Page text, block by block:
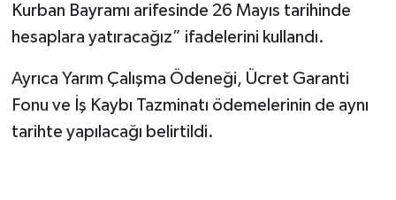
Kurban Bayramı arifesinde 26 Mayıs tarihinde
hesaplara yatıracağız” ifadelerini kullandı.
Ayrıca Yarım Çalışma Ödeneği, Ücret Garanti
Fonu ve İş Kaybı Tazminatı ödemelerinin de aynı
tarihte yapılacağı belirtildi.